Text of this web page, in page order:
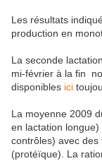
Les résultats
production en
La seconde
mi-février à la fin
disponibles ici
La moyenne 2009
en lactation
contrôles) avec
(protéïque). La